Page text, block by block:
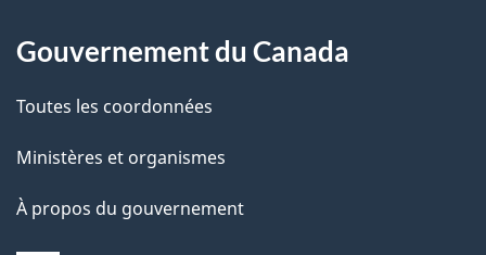
d
e
p
site
Gouvernement du Canada
Toutes les coordonnées
Ministères et organismes
À propos du gouvernement